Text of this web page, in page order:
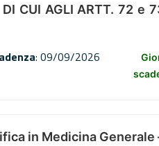
CUI AGLI ARTT. 72 e
: 09/09/2026
in Medicina